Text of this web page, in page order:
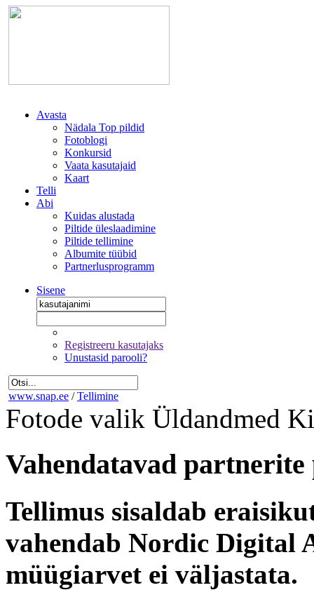
Avasta
Nädala Top pildid
Fotoblogi
Konkursid
Vaata kasutajaid
Kaart
Telli
Abi
Kuidas alustada
Piltide üleslaadimine
Piltide tellimine
Albumite tüübid
Partnerlusprogramm
Sisene
Registreeru kasutajaks
Unustasid parooli?
www.snap.ee / Tellimine
Fotode valik Üldandmed
Vahendatavad
Tellimus sisaldab
vahendab Nordic Digital
müügiarvet ei väljastata.